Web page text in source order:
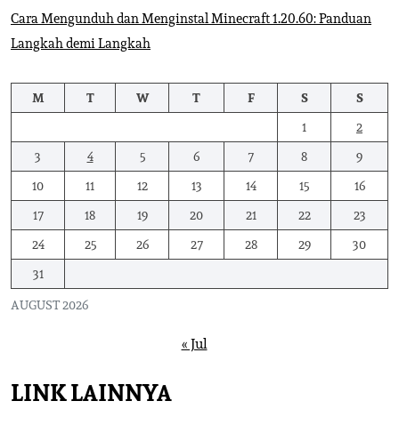
Cara Mengunduh dan Menginstal Minecraft 1.20.60: Panduan
Langkah demi Langkah
AUGUST 2026
M T W T F S
S
1
2
3
4 5 6 7 8
9
10
11 12 13 14 15
16
17
18 19 20 21 22
23
24
25 26 27 28 29
30
31
« Jul
LINK LAINNYA